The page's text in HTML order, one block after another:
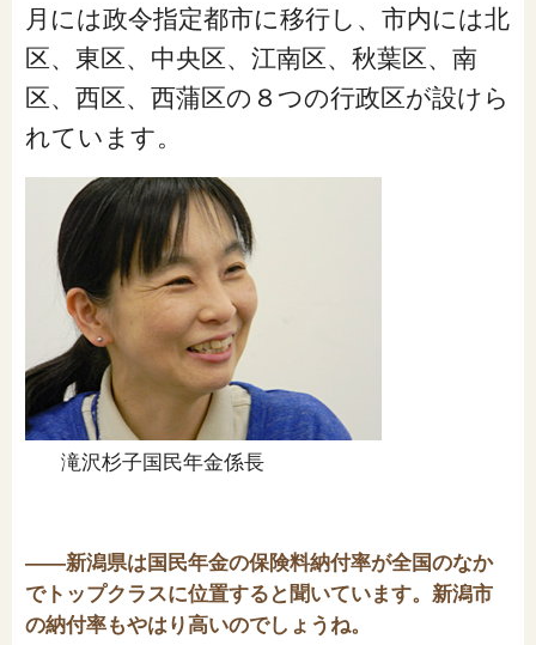
月には政令指定都市に移行し、市内には北
区、東区、中央区、江南区、秋葉区、南
区、西区、西蒲区の８つの行政区が設けら
れています。
滝沢杉子国民年金係長
――新潟県は国民年金の保険料納付率が全国のなか
でトップクラスに位置すると聞いています。新潟市
の納付率もやはり高いのでしょうね。